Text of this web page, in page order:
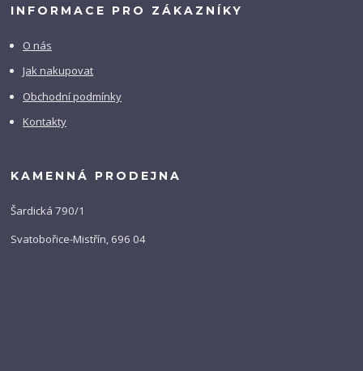
INFORMACE PRO ZÁKAZNÍKY
O nás
Jak nakupovat
Obchodní podmínky
Kontakty
KAMENNÁ PRODEJNA
Šardická 790/1
Svatobořice-Mistřín, 696 04